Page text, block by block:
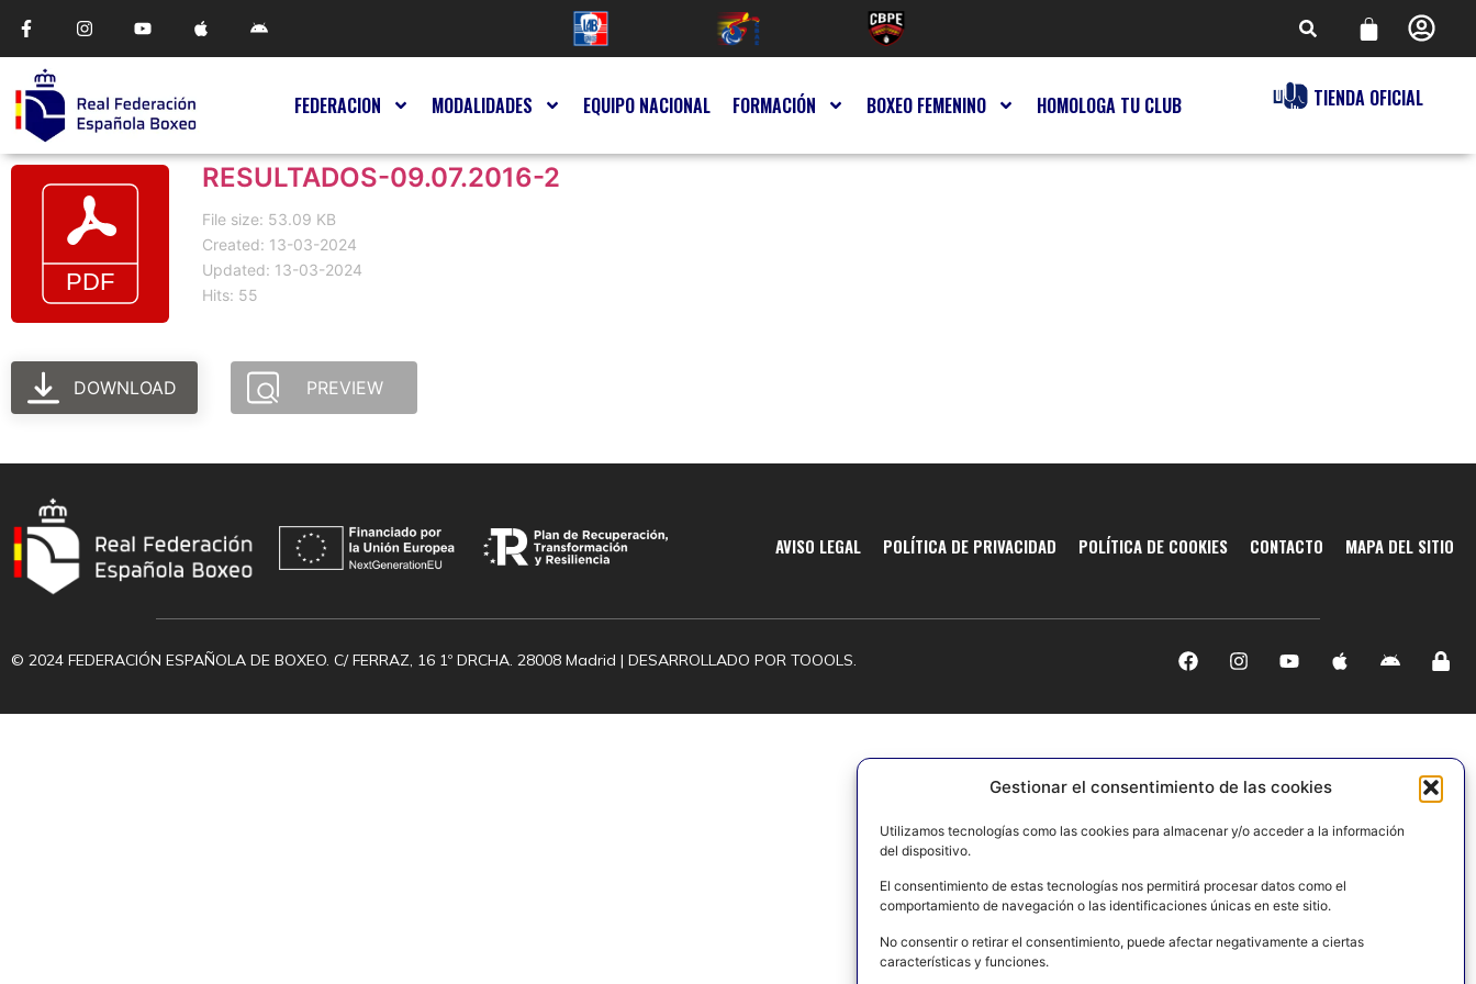
Gestionar el consentimiento de las cookies
Utilizamos tecnologías como las cookies para almacenar y/o acceder a la información
del dispositivo.
El consentimiento de estas tecnologías nos permitirá procesar datos como el
comportamiento de navegación o las identificaciones únicas en este sitio.
No consentir o retirar el consentimiento, puede afectar negativamente a ciertas
características y funciones.
FEDERACION MODALIDADES EQUIPO NACIONAL FORMACIÓN BOXEO FEMENINO HOMOLOGA TU CLUB TIENDA OFICIAL
RESULTADOS-09.07.2016-2
File size: 53.09 KB
Created: 13-03-2024
Updated: 13-03-2024
Hits: 55
DOWNLOAD PREVIEW
AVISO LEGAL POLÍTICA DE PRIVACIDAD POLÍTICA DE COOKIES CONTACTO MAPA DEL SITIO
© 2024 FEDERACIÓN ESPAÑOLA DE BOXEO. C/ FERRAZ, 16 1º DRCHA. 28008 Madrid | DESARROLLADO POR TOOOLS.